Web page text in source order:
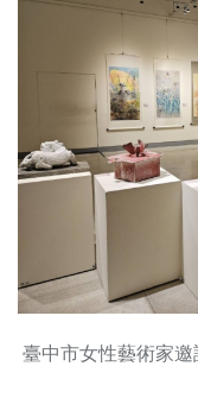
臺中市女性藝術家